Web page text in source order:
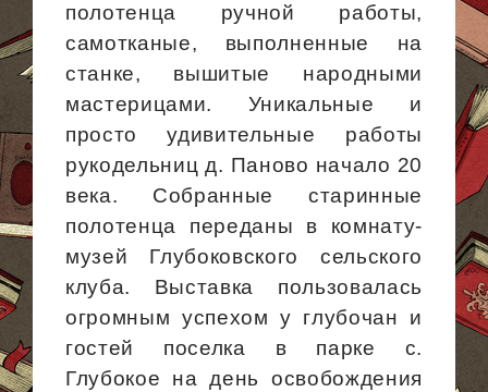
полотенца ручной работы,
самотканые, выполненные на
станке, вышитые народными
мастерицами. Уникальные и
просто удивительные работы
рукодельниц д. Паново начало 20
века. Собранные старинные
полотенца переданы в комнату-
музей Глубоковского сельского
клуба. Выставка пользовалась
огромным успехом у глубочан и
гостей поселка в парке с.
Глубокое на день освобождения